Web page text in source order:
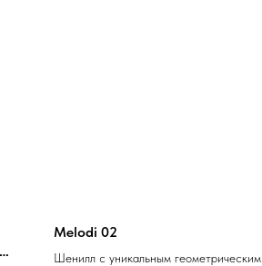
Melodi 02
Шенилл с уникальным геометрическим